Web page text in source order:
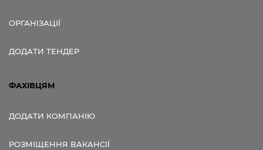
ОРГАНІЗАЦІЇ
ДОДАТИ ТЕНДЕР
ФАХІВЦЯМ
ДОДАТИ КОМПАНІЮ
РОЗМІЩЕННЯ ВАКАНСІЇ